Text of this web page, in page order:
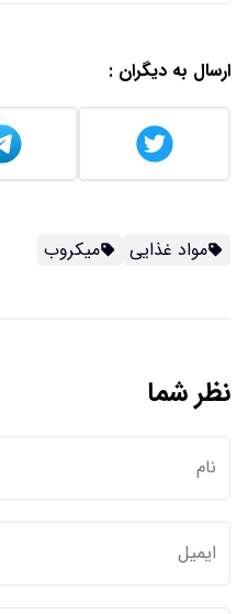
ارسال به دیگران :
مواد غذایی میکروب
نظر شما